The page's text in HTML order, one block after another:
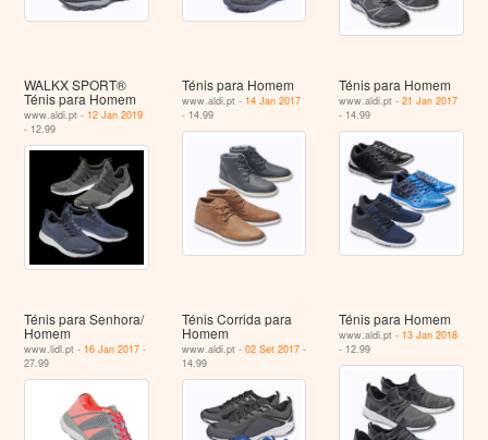
WALKX SPORT®
Ténis para Homem
www.aldi.pt - 12 Jan 2019
- 12.99
Ténis para Homem
www.aldi.pt - 14 Jan 2017
- 14.99
Ténis para Homem
www.aldi.pt -21 Jan 2017
- 14.99
Ténis para Senhora/
Homem
www.lidl.pt - 16 Jan 2017 -
27.99
Ténis Corrida para
Homem
www.aldi.pt - 02 Set 2017-
14.99
Ténis para Homem
www.aldi.pt - 13 Jan 2018
- 12.99